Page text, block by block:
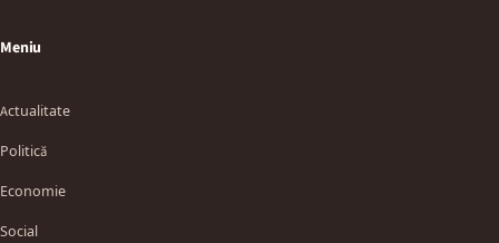
Meniu
Actualitate
Politică
Economie
Social